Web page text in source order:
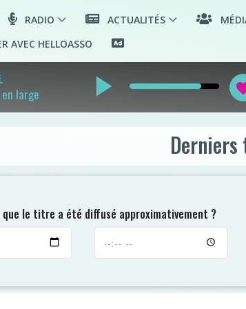
RADIO ACTUALITÉS
AVEC HELLOASSO
en large
play_arrow
que le titre a été diffusé approximativement ?